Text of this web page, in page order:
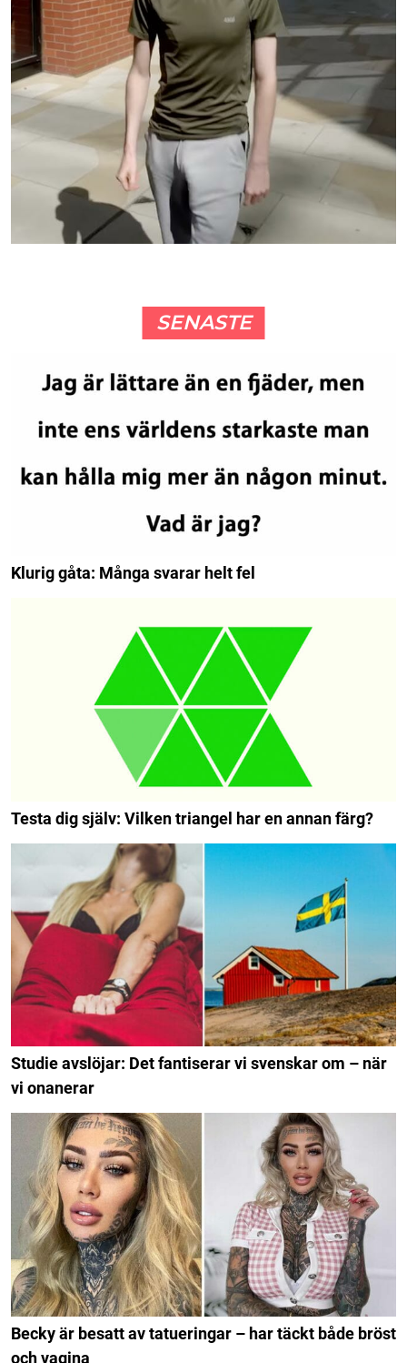
SENASTE
Klurig gåta: Många svarar helt fel
Testa dig själv: Vilken triangel har en annan färg?
Studie avslöjar: Det fantiserar vi svenskar om – när
vi onanerar
Becky är besatt av tatueringar – har täckt både bröst
och vagina